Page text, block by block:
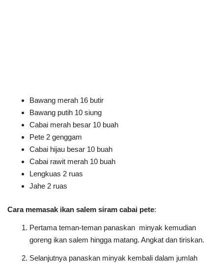
Bawang merah 16 butir
Bawang putih 10 siung
Cabai merah besar 10 buah
Pete 2 genggam
Cabai hijau besar 10 buah
Cabai rawit merah 10 buah
Lengkuas 2 ruas
Jahe 2 ruas
Cara memasak ikan salem siram cabai pete:
Pertama teman-teman panaskan minyak kemudian
goreng ikan salem hingga matang. Angkat dan tiriskan.
Selanjutnya panaskan minyak kembali dalam jumlah